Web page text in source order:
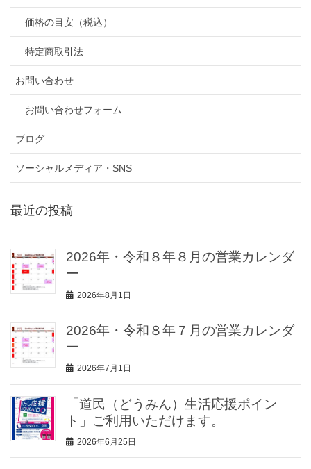
価格の目安（税込）
特定商取引法
お問い合わせ
お問い合わせフォーム
ブログ
ソーシャルメディア・SNS
最近の投稿
2026年・令和８年８月の営業カレンダ
ー
2026年8月1日
2026年・令和８年７月の営業カレンダ
ー
2026年7月1日
「道民（どうみん）生活応援ポイン
ト」ご利用いただけます。
2026年6月25日